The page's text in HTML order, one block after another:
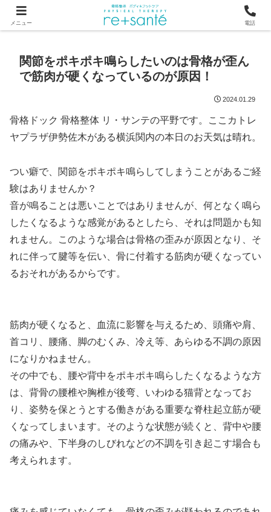
つらい首・肩こり・腰の痛みは、骨から見直す横浜市関内の整体
関節をポキポキ鳴らしたいのは骨格が歪ん
で筋肉が硬くなっているのが原因！
2024.01.29
骨格ドック 骨格整体 リ・サンテの平野です。ここカトレ
ヤプラザ伊勢佐木がある横浜関内の本日のお天気は晴れ。
つい癖で、関節をポキポキ鳴らしてしまうことがあるご経
験はありませんか？
音が鳴ることは悪いことではありませんが、何となく鳴ら
したくなるような感覚があるとしたら、それは問題かも知
れません。このような場合は骨格の歪みが原因となり、そ
れに伴って腱等を伝い、骨に付着する筋肉が硬くなってい
るおそれがあるからです。
筋肉が硬くなると、血流に影響を与えるため、頭痛や肩、
首コリ、腰痛、脚のむくみ、冷え等、あらゆる不調の原因
になりかねません。
その中でも、腰や背中をポキポキ鳴らしたくなるような方
は、背骨の腰椎や胸椎が後弯、いわゆる猫背となってお
り、姿勢を保とうとする働きがある重要な脊柱起立筋が硬
くなってしまいます。そのような状態が続くと、背中や腰
の痛みや、下半身のしびれなどの不調を引き起こす場合も
考えられます。
メニュー 電話